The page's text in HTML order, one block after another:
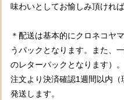
味わいとしてお愉しみ頂ければ
＊配送は基本的にクロネコヤ
うパックとなります。また、
のレターパックとなります）。
注文より決済確認1週間以内（
発送します。